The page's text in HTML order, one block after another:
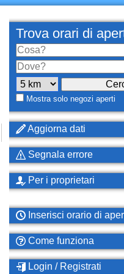
Trova orari di
Mostra solo negozi aperti
Aggiorna dati
Segnala errore
Per i proprietari
Inserisci orario di
Come funziona
Login / Registrati